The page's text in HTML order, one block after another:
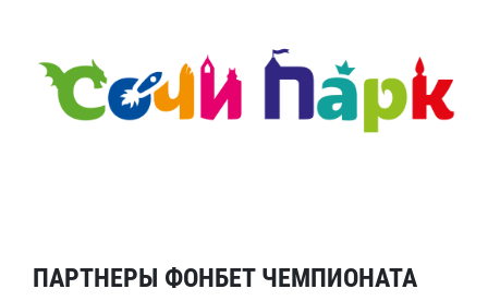
ПАРТНЕРЫ ФОНБЕТ ЧЕМПИОНАТА